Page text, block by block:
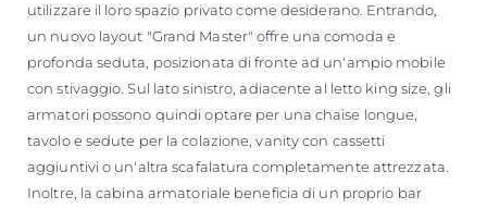
utilizzare il loro spazio privato come desiderano. Entrando,
un nuovo layout "Grand Master" offre una comoda e
profonda seduta, posizionata di fronte ad un'ampio mobile
con stivaggio. Sul lato sinistro, adiacente al letto king size, gli
armatori possono quindi optare per una chaise longue,
tavolo e sedute per la colazione, vanity con cassetti
aggiuntivi o un'altra scafalatura completamente attrezzata.
Inoltre, la cabina armatoriale beneficia di un proprio bar